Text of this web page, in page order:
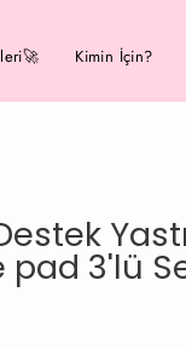
Kimin İçin?
pad 3'lü